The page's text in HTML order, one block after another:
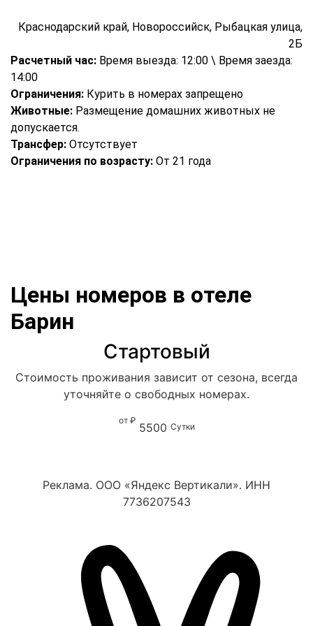
Краснодарский край, Новороссийск, Рыбацкая улица,
2Б
Расчетный час: Время выезда: 12:00 \ Время заезда:
14:00
Ограничения: Курить в номерах запрещено
Животные: Размещение домашних животных не
допускается.
Трансфер: Отсутствует
Ограничения по возрасту: От 21 года
Цены номеров в отеле
Барин
Стартовый
Стоимость проживания зависит от сезона, всегда
уточняйте о свободных номерах.
от ₽
5500 Сутки
Реклама. ООО «Яндекс Вертикали». ИНН
7736207543